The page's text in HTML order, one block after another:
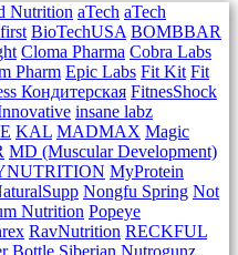
Nutrition aTech aTech
BioTechUSA BOMBBAR
Cloma Pharma Cobra Labs
Pharm Epic Labs Fit Kit Fit
Кондитерская FitnesShock
insane labz
KAL MADMAX Magic
MD (Muscular Development)
MyProtein
Nongfu Spring Not
Nutrition Popeye
RavNutrition RECKFUL
Bottle Siberian Nutrogunz